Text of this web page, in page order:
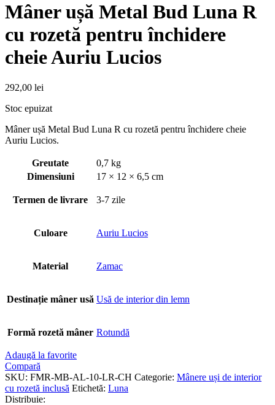
Mâner ușă Metal Bud Luna R
cu rozetă pentru închidere
cheie Auriu Lucios
292,00 lei
Stoc epuizat
Mâner ușă Metal Bud Luna R cu rozetă pentru închidere cheie
Auriu Lucios.
Greutate
0,7 kg
Dimensiuni
17 × 12 × 6,5 cm
Termen de livrare 3-7 zile
Culoare Auriu Lucios
Material Zamac
Destinație mâner usă Usă de interior din lemn
Formă rozetă mâner Rotundă
Adaugă la favorite
Compară
SKU: FMR-MB-AL-10-LR-CH Categorie: Mânere uși de interior
cu rozetă inclusă Etichetă: Luna
Distribuie: